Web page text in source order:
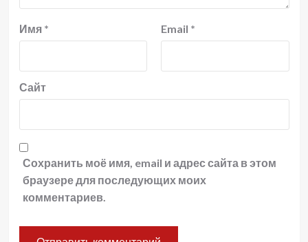
Имя * Email *
Сайт
Сохранить моё имя, email и адрес сайта в этом
браузере для последующих моих
комментариев.